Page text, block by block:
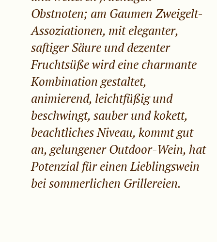
Obstnoten; am Gaumen Zweigelt-
Assoziationen, mit eleganter,
saftiger Säure und dezenter
Fruchtsüße wird eine charmante
Kombination gestaltet,
animierend, leichtfüßig und
beschwingt, sauber und kokett,
beachtliches Niveau, kommt gut
an, gelungener Outdoor-Wein, hat
Potenzial für einen Lieblingswein
bei sommerlichen Grillereien.